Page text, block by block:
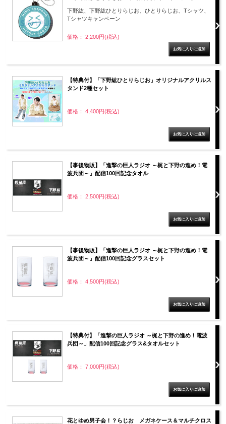
下野紘、下野紘ひとりらじお、ひとりらじお、Tシャツ、
Tシャツキャンペーン
価格： 2,200円(税込)
【特典付】「下野紘ひとりらじお」オリジナルアクリルス
タンド2種セット
価格： 4,400円(税込)
【事後物販】「進撃の巨人ラジオ ～梶と下野の進め！電
波兵団～」配信100回記念タオル
価格： 2,500円(税込)
【事後物販】「進撃の巨人ラジオ ～梶と下野の進め！電
波兵団～」配信100回記念グラスセット
価格： 4,500円(税込)
【特典付】「進撃の巨人ラジオ ～梶と下野の進め！電波
兵団～」配信100回記念グラス&タオルセット
価格： 7,000円(税込)
花とゆめ男子会！？らじお メガネケース＆マルチクロス